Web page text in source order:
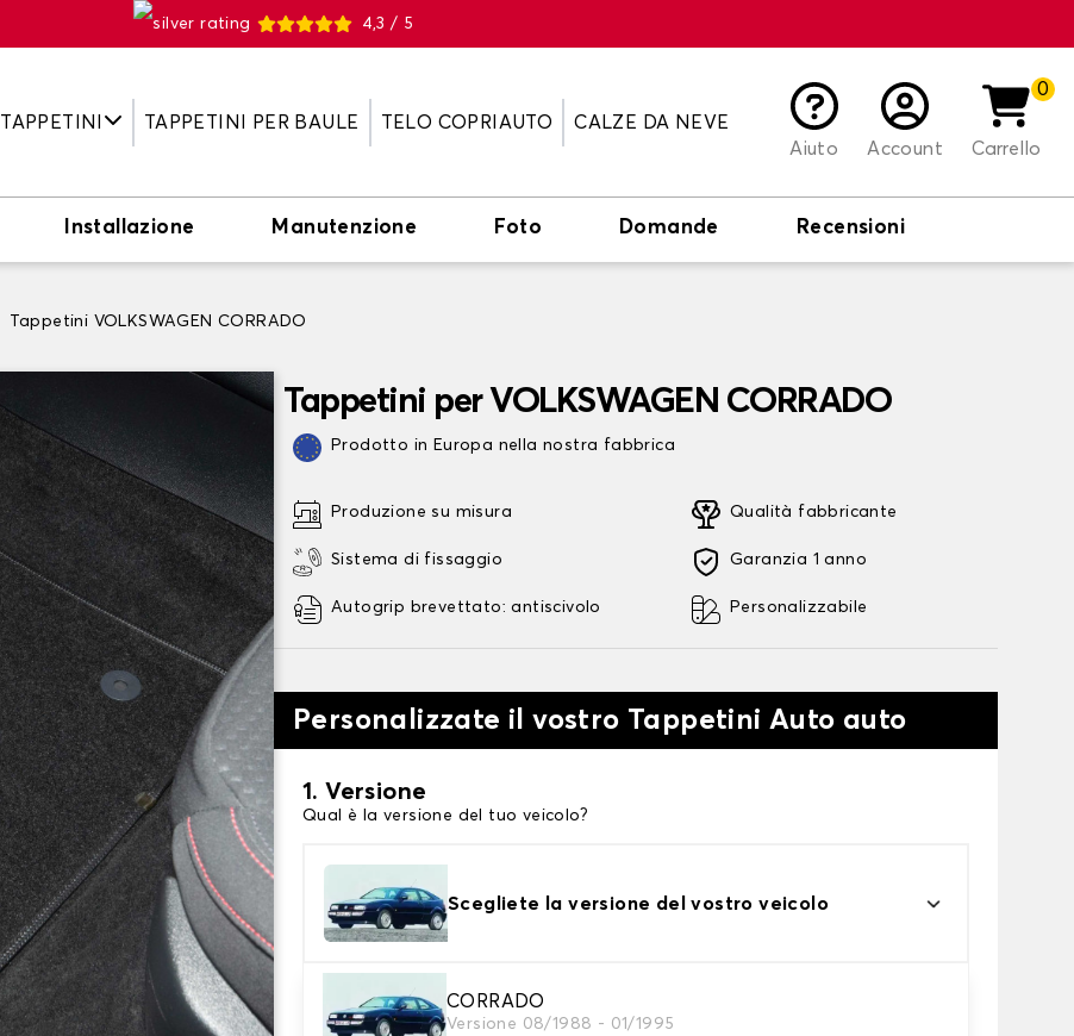
4,3 / 5
TAPPETINI TAPPETINI PER BAULE TELO COPRIAUTO
CALZE DA NEVE
Aiuto
Account
0
Carrello
Installazione Manutenzione Foto Domande Recensioni
Tappetini VOLKSWAGEN CORRADO
Tappetini per VOLKSWAGEN CORRADO
Prodotto in Europa nella nostra fabbrica
Produzione su misura
Sistema di fissaggio
Autogrip brevettato: antiscivolo
Qualità fabbricante
Garanzia 1 anno
Personalizzabile
Personalizzate il vostro Tappetini Auto auto
1. Versione
Qual è la versione del tuo veicolo?
Scegliete la versione del vostro veicolo
CORRADO
Versione 08/1988 - 01/1995
2. Materiale
Scegli il materiale del tappetini auto